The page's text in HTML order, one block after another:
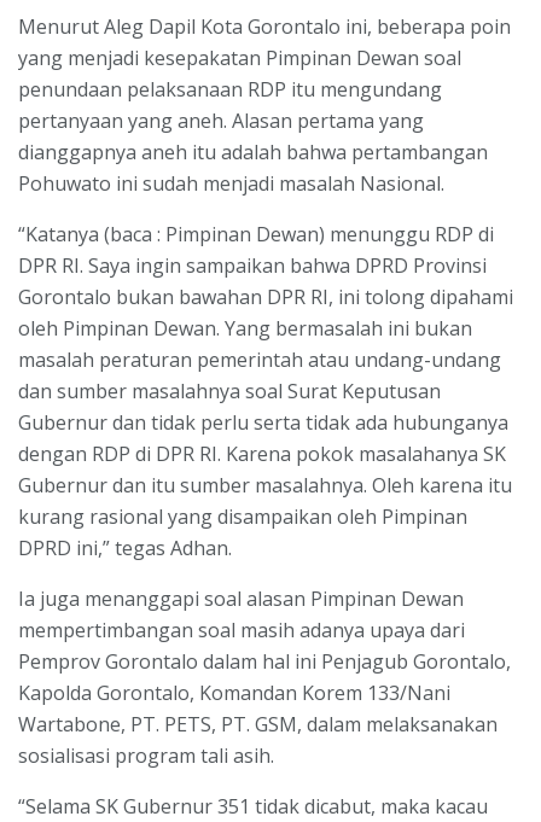
Menurut Aleg Dapil Kota Gorontalo ini, beberapa poin
yang menjadi kesepakatan Pimpinan Dewan soal
penundaan pelaksanaan RDP itu mengundang
pertanyaan yang aneh. Alasan pertama yang
dianggapnya aneh itu adalah bahwa pertambangan
Pohuwato ini sudah menjadi masalah Nasional.
“Katanya (baca : Pimpinan Dewan) menunggu RDP di
DPR RI. Saya ingin sampaikan bahwa DPRD Provinsi
Gorontalo bukan bawahan DPR RI, ini tolong dipahami
oleh Pimpinan Dewan. Yang bermasalah ini bukan
masalah peraturan pemerintah atau undang-undang
dan sumber masalahnya soal Surat Keputusan
Gubernur dan tidak perlu serta tidak ada hubunganya
dengan RDP di DPR RI. Karena pokok masalahanya SK
Gubernur dan itu sumber masalahnya. Oleh karena itu
kurang rasional yang disampaikan oleh Pimpinan
DPRD ini,” tegas Adhan.
Ia juga menanggapi soal alasan Pimpinan Dewan
mempertimbangan soal masih adanya upaya dari
Pemprov Gorontalo dalam hal ini Penjagub Gorontalo,
Kapolda Gorontalo, Komandan Korem 133/Nani
Wartabone, PT. PETS, PT. GSM, dalam melaksanakan
sosialisasi program tali asih.
“Selama SK Gubernur 351 tidak dicabut, maka kacau